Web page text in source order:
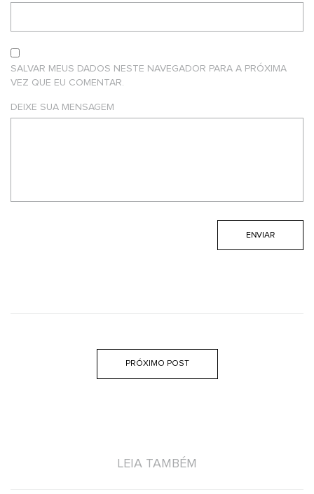
SALVAR MEUS DADOS NESTE NAVEGADOR PARA A PRÓXIMA
VEZ QUE EU COMENTAR.
DEIXE SUA MENSAGEM
PRÓXIMO POST
LEIA TAMBÉM